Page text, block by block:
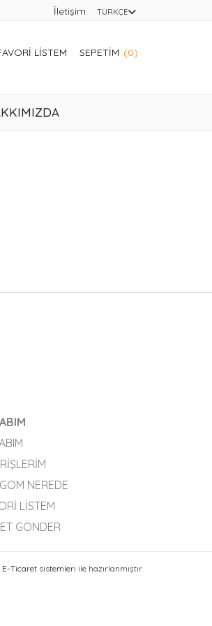
İletişim TÜRKÇE
LISTEM SEPETIM (0)
NEREDE
LISTEM
GÖNDER
Ticaret sistemleri ile hazırlanmıştır.